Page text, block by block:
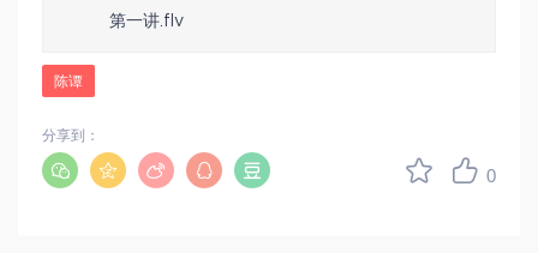
第一讲.flv
陈谭
0
分享到：